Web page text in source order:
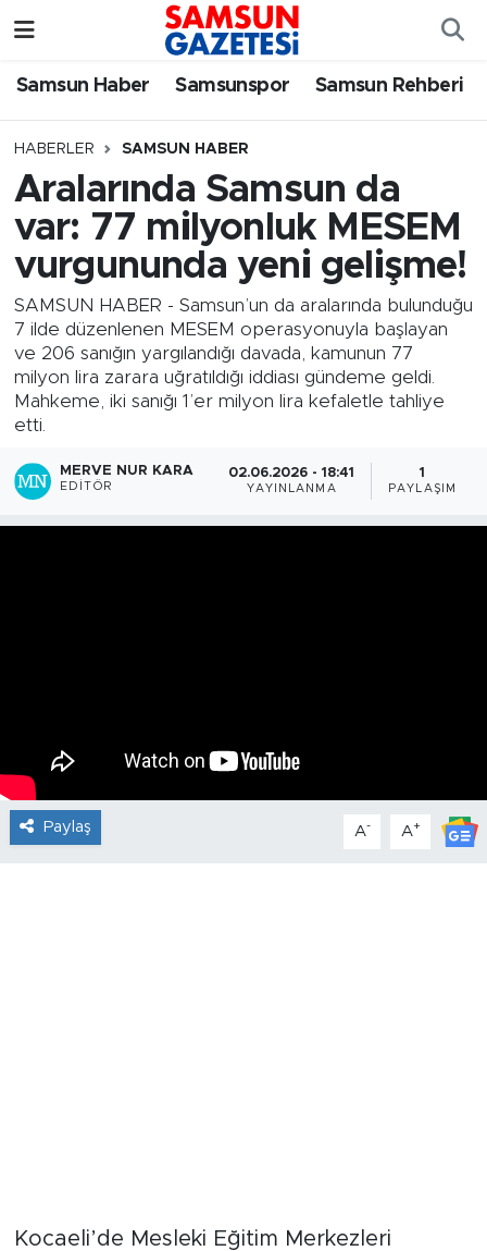
Samsun Haber Samsunspor Samsun Rehberi
HABERLER SAMSUN HABER
Aralarında Samsun da
var: 77 milyonluk MESEM
vurgununda yeni gelişme!
SAMSUN HABER - Samsun’un da aralarında bulunduğu
7 ilde düzenlenen MESEM operasyonuyla başlayan
ve 206 sanığın yargılandığı davada, kamunun 77
milyon lira zarara uğratıldığı iddiası gündeme geldi.
Mahkeme, iki sanığı 1’er milyon lira kefaletle tahliye
etti.
MERVE NUR KARA
EDITÖR
02.06.2026 - 18:41
YAYINLANMA
1
PAYLAŞIM
Paylaş A- A+
Kocaeli’de Mesleki Eğitim Merkezleri
Samsun Haber
Samsun Rehberi
Samsun Nöbetçi Eczaneler
SAMSUN Namaz Vakitleri
Samsun Trafik Yoğunluk Haritası
Süper Lig Puan Durumu ve Fikstür
Tüm Manşetler
Son Dakika Haberleri
Haber Arşivi